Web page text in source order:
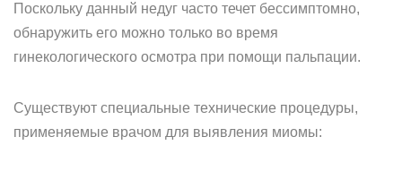
Поскольку данный недуг часто течет бессимптомно,
обнаружить его можно только во время
гинекологического осмотра при помощи пальпации.
Существуют специальные технические процедуры,
применяемые врачом для выявления миомы: